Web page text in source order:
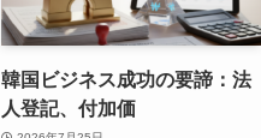
韓国ビジネス成功の要諦：法
人登記、付加価